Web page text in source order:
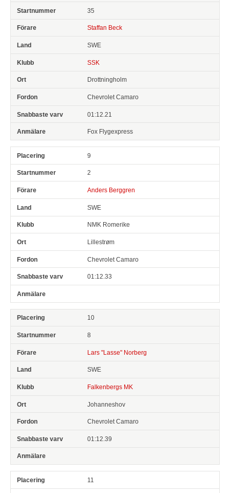
35
Staffan Beck
SWE
SSK
Drottningholm
Chevrolet Camaro
01:12.21
Fox Flygexpress
9
2
Anders Berggren
SWE
NMK Romerike
Lillestrøm
Chevrolet Camaro
01:12.33
10
8
Lars "Lasse" Norberg
SWE
Falkenbergs MK
Johanneshov
Chevrolet Camaro
01:12.39
11